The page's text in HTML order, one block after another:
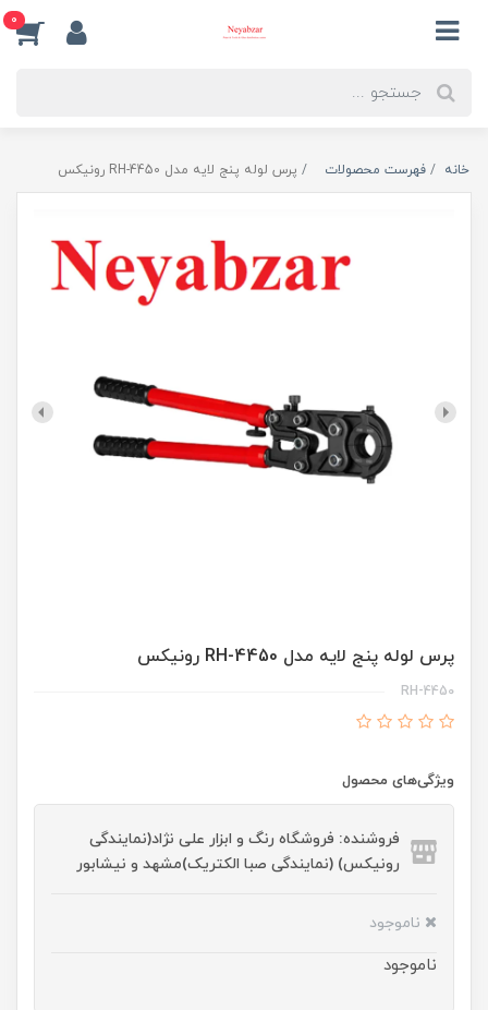
0
خانه فهرست محصولات پرس لوله پنج لایه مدل RH-4450 رونیکس
پرس لوله پنج لایه مدل RH-4450 رونیکس
RH-4450
ویژگی‌های محصول
فروشنده: فروشگاه رنگ و ابزار علی نژاد(نمایندگی
رونیکس) (نمایندگی صبا الکتریک)مشهد و نیشابور
ناموجود
ناموجود